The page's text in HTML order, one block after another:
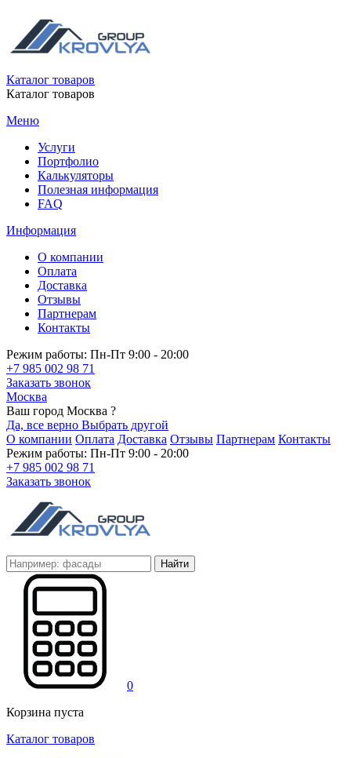
Каталог товаров
Каталог товаров
Меню
Услуги
Портфолио
Калькуляторы
Полезная информация
FAQ
Информация
О компании
Оплата
Доставка
Отзывы
Партнерам
Контакты
Режим работы: Пн-Пт 9:00 - 20:00
+7 985 002 98 71
Заказать звонок
Москва
Ваш город Москва ?
Да, все верно Выбрать другой
О компании Оплата Доставка Отзывы Партнерам Контакты
Режим работы: Пн-Пт 9:00 - 20:00
+7 985 002 98 71
Заказать звонок
Найти
0
Корзина пуста
Каталог товаров